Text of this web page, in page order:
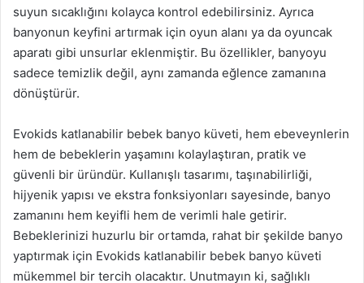
suyun sıcaklığını kolayca kontrol edebilirsiniz. Ayrıca
banyonun keyfini artırmak için oyun alanı ya da oyuncak
aparatı gibi unsurlar eklenmiştir. Bu özellikler, banyoyu
sadece temizlik değil, aynı zamanda eğlence zamanına
dönüştürür.
Evokids katlanabilir bebek banyo küveti, hem ebeveynlerin
hem de bebeklerin yaşamını kolaylaştıran, pratik ve
güvenli bir üründür. Kullanışlı tasarımı, taşınabilirliği,
hijyenik yapısı ve ekstra fonksiyonları sayesinde, banyo
zamanını hem keyifli hem de verimli hale getirir.
Bebeklerinizi huzurlu bir ortamda, rahat bir şekilde banyo
yaptırmak için Evokids katlanabilir bebek banyo küveti
mükemmel bir tercih olacaktır. Unutmayın ki, sağlıklı